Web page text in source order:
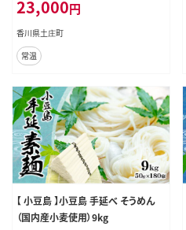
23,000円
香川県土庄町
常温
【 小豆島 】小豆島 手延べ そうめん
（国内産小麦使用）9kg